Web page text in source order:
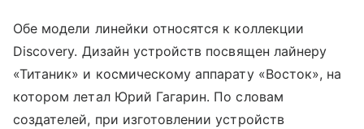
Обе модели линейки относятся к коллекции
Discovery. Дизайн устройств посвящен лайнеру
«Титаник» и космическому аппарату «Восток», на
котором летал Юрий Гагарин. По словам
создателей, при изготовлении устройств